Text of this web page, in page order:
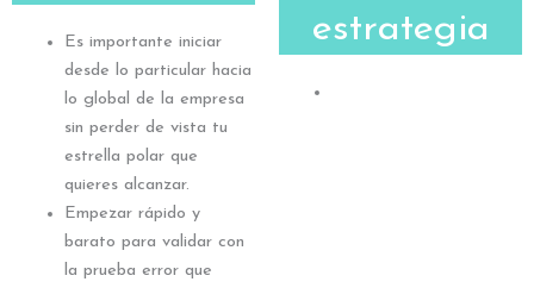
Es importante iniciar
desde lo particular hacia
lo global de la empresa
sin perder de vista tu
estrella polar que
quieres alcanzar.
Empezar rápido y
barato para validar con
la prueba error que
estrategia